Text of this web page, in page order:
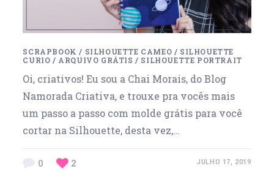
SCRAPBOOK / SILHOUETTE CAMEO / SILHOUETTE
CURIO / ARQUIVO GRÁTIS / SILHOUETTE PORTRAIT
Oi, criativos! Eu sou a Chai Morais, do Blog
Namorada Criativa, e trouxe pra vocês mais
um passo a passo com molde grátis para você
cortar na Silhouette, desta vez,…
0 2 JULHO 17, 2019